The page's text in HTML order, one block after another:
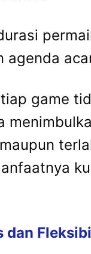
agenda
game
dan